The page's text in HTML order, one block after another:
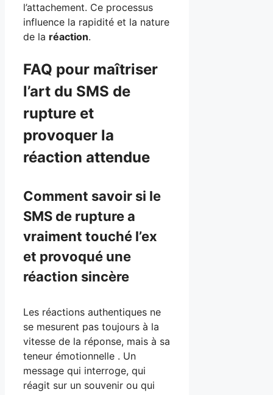
l’attachement. Ce processus
influence la rapidité et la nature
de la réaction.
FAQ pour maîtriser
l’art du SMS de
rupture et
provoquer la
réaction attendue
Comment savoir si le
SMS de rupture a
vraiment touché l’ex
et provoqué une
réaction sincère
Les réactions authentiques ne
se mesurent pas toujours à la
vitesse de la réponse, mais à sa
teneur émotionnelle . Un
message qui interroge, qui
réagit sur un souvenir ou qui